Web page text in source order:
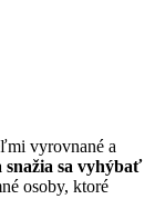
vyrovnané a
sa vyhýbať
osoby, ktoré